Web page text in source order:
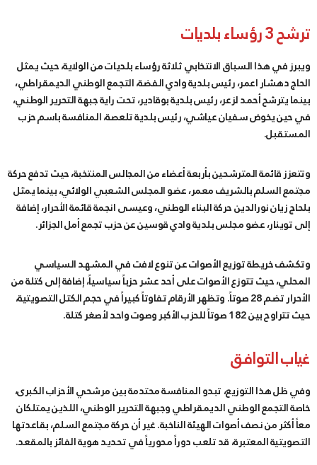
ترشح 3 رؤساء بلديات
ويبرز في هذا السباق الانتخابي ثلاثة رؤساء بلديات من الولاية، حيث يمثل
الحاج دهشار اعمر، رئيس بلدية وادي الفضة، التجمع الوطني الديمقراطي،
بينما يترشح أحمد لزعر، رئيس بلدية بوقادير، تحت راية جبهة التحرير الوطني،
في حين يخوض سفيان عياشي، رئيس بلدية تلعصة، المنافسة باسم حزب
المستقبل.
وتتعزز قائمة المترشحين بأربعة أعضاء من المجالس المنتخبة، حيث تدفع حركة
مجتمع السلم بالشريف معمر، عضو المجلس الشعبي الولائي، بينما يمثل
بلحاج زيان نورالدين حركة البناء الوطني، وعيسى انجمة قائمة الأحرار، إضافة
إلى توينار، عضو مجلس بلدية وادي قوسين عن حزب تجمع أمل الجزائر.
وتكشف خريطة توزيع الأصوات عن تنوع لافت في المشهد السياسي
المحلي، حيث تتوزع الأصوات على أحد عشر حزباً سياسياً، إضافة إلى كتلة من
الأحرار تضم 28 صوتاً. وتظهر الأرقام تفاوتاً كبيراً في حجم الكتل التصويتية،
حيث تتراوح بين 182 صوتاً للحزب الأكبر وصوت واحد لأصغر كتلة.
غياب التوافق
وفي ظل هذا التوزيع، تبدو المنافسة محتدمة بين مرشحي الأحزاب الكبرى،
خاصة التجمع الوطني الديمقراطي وجبهة التحرير الوطني، اللذين يمتلكان
معاً أكثر من نصف أصوات الهيئة الناخبة. غير أن حركة مجتمع السلم، بقاعدتها
التصويتية المعتبرة، قد تلعب دوراً محورياً في تحديد هوية الفائز بالمقعد.